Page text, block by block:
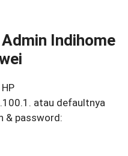
Indihome
atau defaultnya
& password: